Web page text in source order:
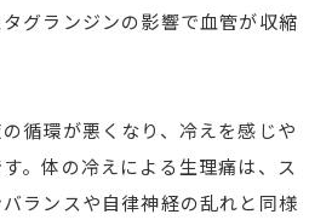
グランジンの影響で血管が収縮
循環が悪くなり、冷えを感じや
。体の冷えによる生理痛は、ス
ランスや自律神経の乱れと同様